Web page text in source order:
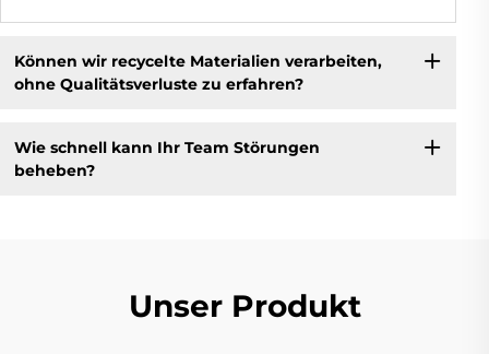
Können wir recycelte Materialien verarbeiten,
ohne Qualitätsverluste zu erfahren?
Wie schnell kann Ihr Team Störungen
beheben?
Unser Produkt